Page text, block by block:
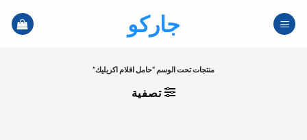
للمحتوى
جاركو
منتجات تحت الوسم “حامل اقلام اكريليك”
تصفية